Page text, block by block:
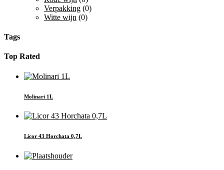
Verpakking (0)
Witte wijn (0)
Tags
Top Rated
Molinari 1L
Licor 43 Horchata 0,7L